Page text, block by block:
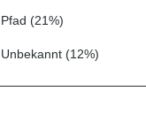
Pfad (21%)
Unbekannt (12%)